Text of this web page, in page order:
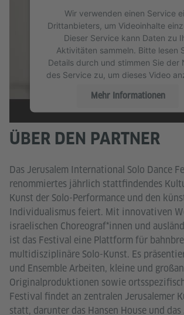
Wir verwenden einen Service
Drittanbieters, um Videoinhalte
Dieser Service kann Daten zu
Aktivitäten sammeln. Bitte lesen
Details durch und stimmen Sie der
des Service zu, um dieses Video
Mehr Informationen
ÜBER DEN PARTNER
Das Jerusalem International Solo Dance
renommiertes jährlich stattfindendes
Kunst der Solo-Performance und den
Individualismus feiert. Mit innovativen
israelischen Choreograf*innen und
ist das Festival eine Plattform für
multidisziplinäre Solo-Kunst. Es
und Ensemble Arbeiten, kleine und
Originalproduktionen sowie
Festival findet an zentralen Jerusalemer
statt, darunter das Hansen House und das